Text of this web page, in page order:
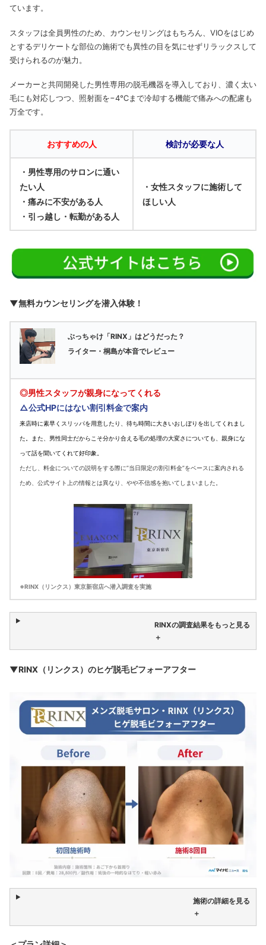
ています。
スタッフは全員男性のため、カウンセリングはもちろん、VIOをはじめ
とするデリケートな部位の施術でも異性の目を気にせずリラックスして
受けられるのが魅力。
メーカーと共同開発した男性専用の脱毛機器を導入しており、濃く太い
毛にも対応しつつ、照射面を−4℃まで冷却する機能で痛みへの配慮も
万全です。
おすすめの人 検討が必要な人
・男性専用のサロンに通い
たい人
・痛みに不安がある人
・引っ越し・転勤がある人
・女性スタッフに施術して
ほしい人
▼無料カウンセリングを潜入体験！
ぶっちゃけ「RINX」はどうだった？
ライター・桐島が本音でレビュー
◎男性スタッフが親身になってくれる
△公式HPにはない割引料金で案内
来店時に素早くスリッパを用意したり、待ち時間に大きいおしぼりを出してくれまし
た。また、男性同士だからこそ分かり合える毛の処理の大変さについても、親身にな
って話を聞いてくれて好印象。
ただし、料金についての説明をする際に”当日限定の割引料金”をベースに案内される
ため、公式サイト上の情報とは異なり、やや不信感を抱いてしまいました。
※RINX（リンクス）東京新宿店へ潜入調査を実施
RINXの調査結果をもっと見る
＋
▼RINX（リンクス）のヒゲ脱毛ビフォーアフター
施術の詳細を見る
＋